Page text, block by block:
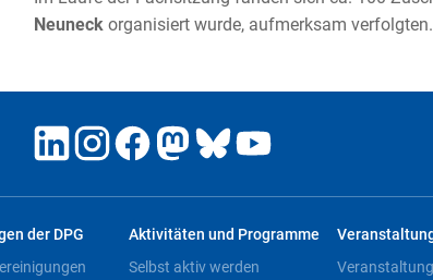
Neuneck organisiert wurde, aufmerksam verfolgten.
der DPG Aktivitäten und Programme
Selbst aktiv werden